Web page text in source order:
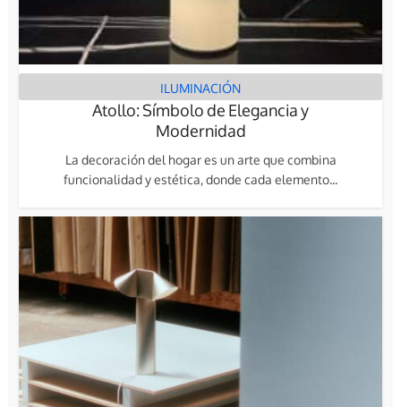
ILUMINACIÓN
Atollo: Símbolo de Elegancia y
Modernidad
La decoración del hogar es un arte que combina
funcionalidad y estética, donde cada elemento...